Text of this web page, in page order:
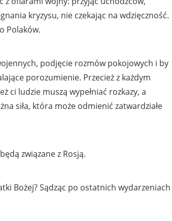
kryzysu, nie czekając na wdzięczność.
Polaków.
podjęcie rozmów pokojowych i by
porozumienie. Przecież z każdym
ci ludzie muszą wypełniać rozkazy, a
siła, która może odmienić zatwardziałe
związane z Rosją.
Bożej? Sądząc po ostatnich wydarzeniach